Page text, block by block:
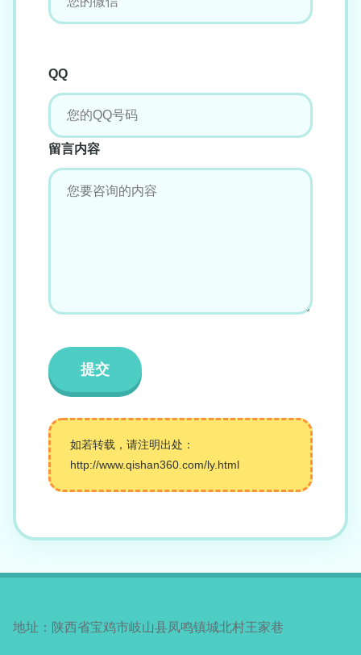
QQ
留言内容
如若转载，请注明出处：
http://www.qishan360.com/ly.html
地址：陕西省宝鸡市岐山县凤鸣镇城北村王家巷